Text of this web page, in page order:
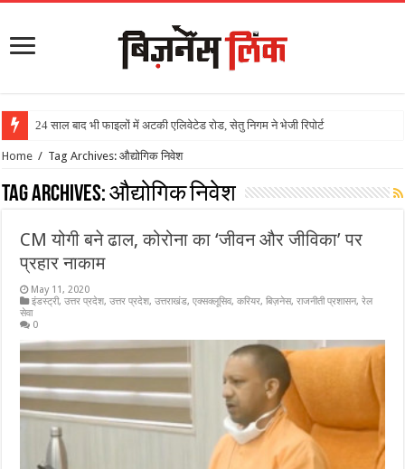
24 साल बाद भी फाइलों में अटकी एलिवेटेड रोड, सेतु निगम ने भेजी रिपोर्ट
Home / Tag Archives: औद्योगिक निवेश
Tag Archives:औद्योगिक निवेश
CM योगी बने ढाल, कोरोना का ‘जीवन और जीविका’ पर
प्रहार नाकाम
May 11, 2020
इंडस्ट्री,उत्तर प्रदेश,उत्तर प्रदेश,उत्तराखंड,एक्सक्लूसिव,करियर,बिज़नेस,राजनीती प्रशासन,रेल
सेवा
0